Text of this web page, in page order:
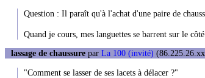
Question : Il paraît qu'à l'achat d'une paire de
Quand je cours, mes languettes se barrent sur le
lassage de chaussure par La 100 (invité)
"Comment se lasser de ses lacets à délacer ?"